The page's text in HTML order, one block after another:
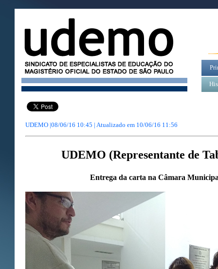
UDEMO |08/06/16 10:45 | Atualizado em 10/06/16 11:56
UDEMO (Representante de
Entrega da carta na Câmara